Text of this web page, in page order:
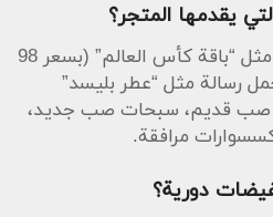
يقدم المتجر باقات عطرية مثل “باقة كأس العالم” (بسعر 98
رسالة مثل “عطر بليسد”
صب قديم، سبحات صب جديد،
مرافقة.